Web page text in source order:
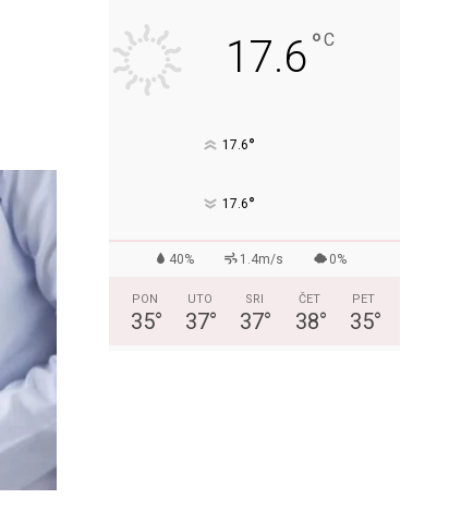
17.6°C
17.6°
17.6°
40% 1.4m/s 0%
PON
35°
UTO
37°
SRI
37°
ČET
38°
PET
35°